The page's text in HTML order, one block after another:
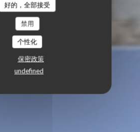
好的，全部接受
禁用
个性化
保密政策
undefined